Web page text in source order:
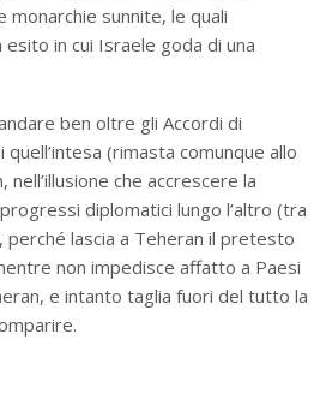
sunnite, le quali
in cui Israele goda di una
ben oltre gli Accordi di
(rimasta comunque allo
che accrescere la
diplomatici lungo l’altro (tra
perché lascia a Teheran il pretesto
non impedisce affatto a Paesi
e intanto taglia fuori del tutto la